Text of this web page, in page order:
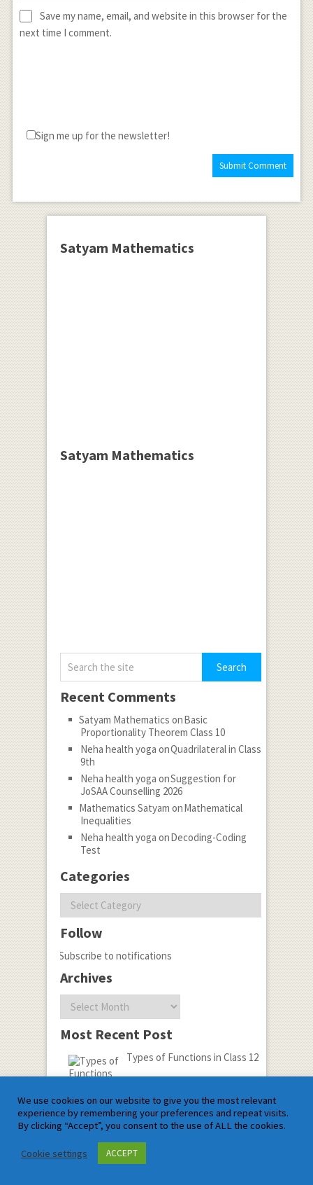
Save my name, email, and website in this browser for the
next time I comment.
Sign me up for the newsletter!
Satyam Mathematics
Satyam Mathematics
Recent Comments
Satyam Mathematics onBasic
Proportionality Theorem Class 10
Neha health yoga onQuadrilateral in Class
9th
Neha health yoga onSuggestion for
JoSAA Counselling 2026
Mathematics Satyam onMathematical
Inequalities
Neha health yoga onDecoding-Coding
Test
Categories
Categories
Follow
Subscribe to notifications
Archives
Archives
Most Recent Post
Types of Functions in Class 12
Name*
Email*
We use cookies on our website to give you the most relevant
experience by remembering your preferences and repeat visits.
By clicking “Accept”, you consent to the use of ALL the cookies.
Cookie settings ACCEPT